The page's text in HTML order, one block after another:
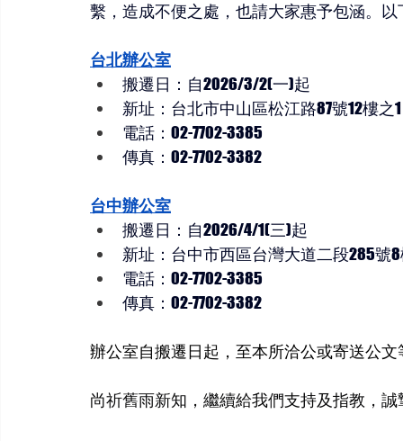
繫 ，造成不便之處，也請大家惠予包涵。
台北辦公室
搬遷日：自2026/3/2(一)起
新址 ：台北市中山區松江路87號12樓之1
電話 ：02-7702-3385
傳真 ：02-7702-3382
台中辦公室
搬遷日：自2026/4/1(三)起
新址 ：台中市西區台灣大道二段285號
電話 ：02-7702-3385
傳真 ：02-7702-3382
辦公室自搬遷日起，至本所洽公或寄送公
尚祈舊雨新知，繼續給我們支持及指教，誠